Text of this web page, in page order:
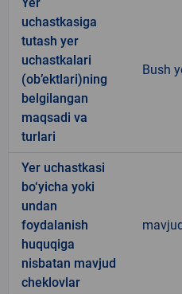
uchastkasiga
tutash yer
uchastkalari
(ob’ektlari)ning
belgilangan
maqsadi va
turlari
Bush
Yer uchastkasi
bo‘yicha yoki
undan
foydalanish
huquqiga
nisbatan mavjud
cheklovlar